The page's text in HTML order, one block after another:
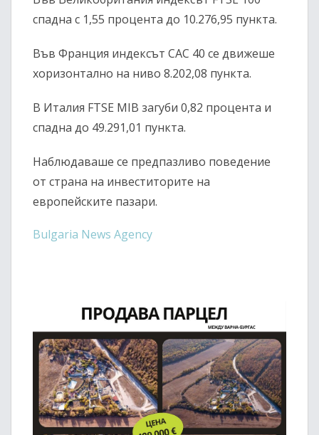
спадна с 1,55 процента до 10.276,95 пункта.
Във Франция индексът CAC 40 се движеше
хоризонтално на ниво 8.202,08 пункта.
В Италия FTSE MIB загуби 0,82 процента и
спадна до 49.291,01 пункта.
Наблюдаваше се предпазливо поведение
от страна на инвеститорите на
европейските пазари.
Bulgaria News Agency